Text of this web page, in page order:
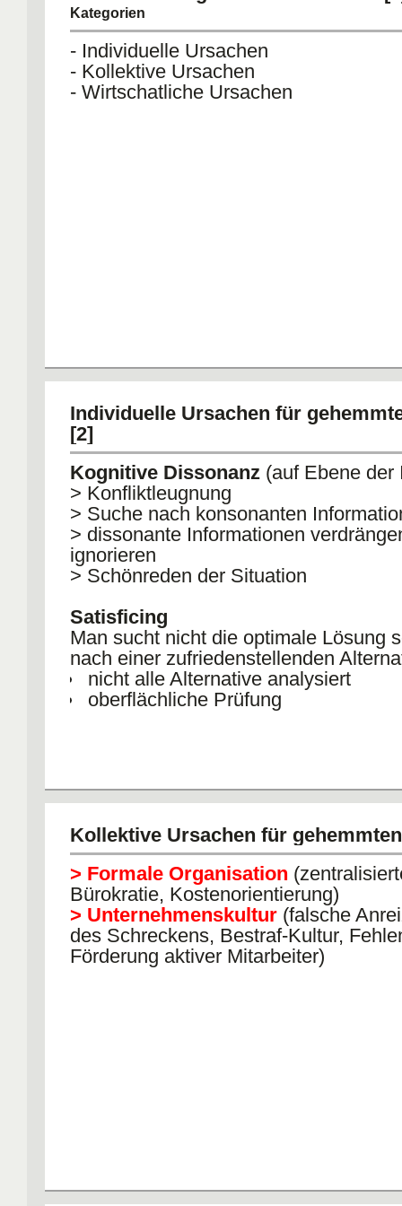
kritischer. Strategie wird langfristig
Ergebnis kann nur mittelfristig
und die Liquidität nur kurzfristig!
Kategorien
- Individuelle Ursachen
- Kollektive Ursachen
- Wirtschatliche Ursachen
Individuelle Ursachen für
[2]
Kognitive Dissonanz (auf Ebene der
> Konfliktleugnung
> Suche nach konsonanten
> dissonante Informationen
ignorieren
> Schönreden der Situation
Satisficing
Man sucht nicht die optimale Lösung
nach einer zufriedenstellenden
nicht alle Alternative analysiert
oberflächliche Prüfung
Kollektive Ursachen für
> Formale Organisation
Bürokratie, Kostenorientierung)
> Unternehmenskultur (falsche
des Schreckens, Bestraf-Kultur,
Förderung aktiver Mitarbeiter)